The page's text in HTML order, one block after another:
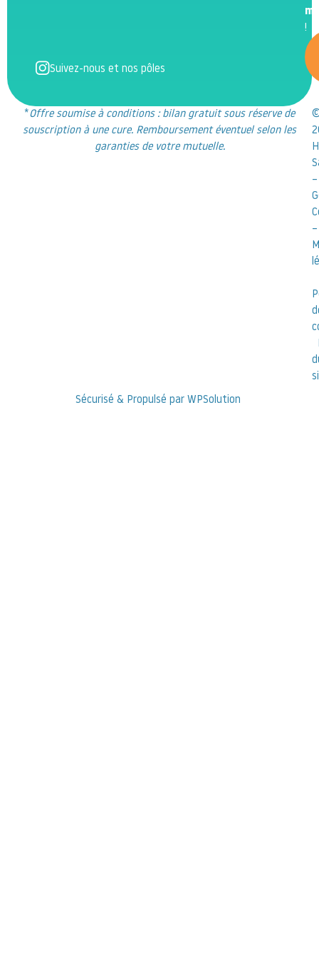
Suivez-nous et nos pôles
!
*Offre soumise à conditions : bilan gratuit sous réserve de
souscription à une cure. Remboursement éventuel selon les
garanties de votre mutuelle.
–
–
Sécurisé & Propulsé par WPSolution